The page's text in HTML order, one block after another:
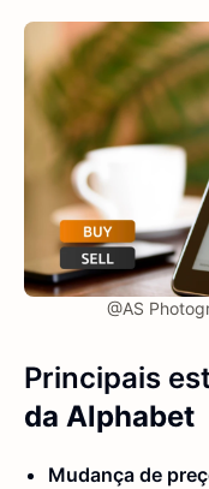
@AS
Principais
da Alphabet
Mudança de